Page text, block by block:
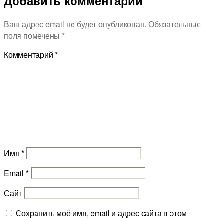
Ваш адрес email не будет опубликован. Обязательные
поля помечены *
Комментарий *
Имя *
Email *
Сайт
Сохранить моё имя, email и адрес сайта в этом